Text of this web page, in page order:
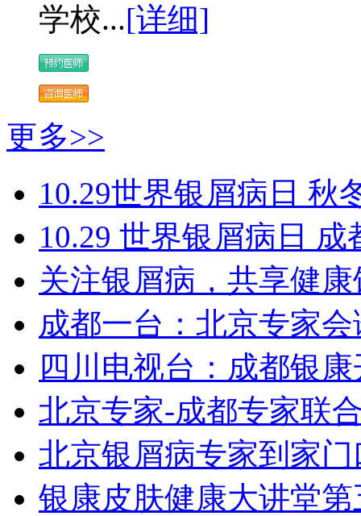
学校...[详细]
更多>>
10.29世界银屑病日 秋
10.29 世界银屑病日
关注银屑病，共享健
成都一台：北京专家
四川电视台：成都银
北京专家-成都专家联
北京银屑病专家到家门
银康皮肤健康大讲堂第